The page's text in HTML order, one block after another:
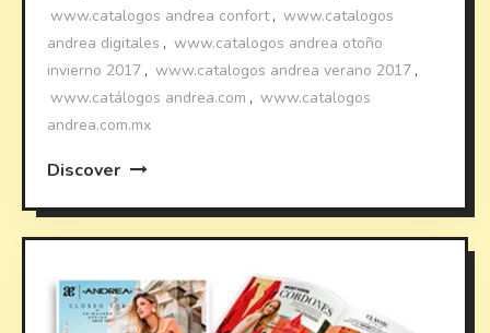
www.catalogos andrea confort, www.catalogos
andrea digitales , www.catalogos andrea otoño
invierno 2017 , www.catalogos andrea verano 2017 ,
www.catálogos andrea.com , www.catalogos
andrea.com.mx
Discover